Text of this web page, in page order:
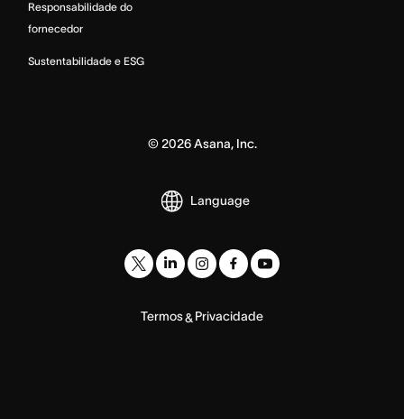
Responsabilidade do
fornecedor
Sustentabilidade e ESG
©2026Asana, Inc.
Language
Termos&Privacidade